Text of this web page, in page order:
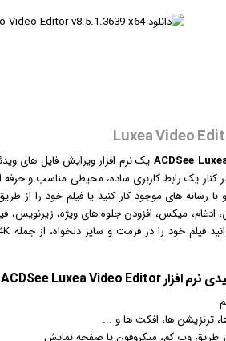
ACDSeeیکنرم افزار ویرایش فایل های
کنار یک رابط کاربری ساده، محیطی مناسب و
و با رسانه های موجود کار کنید یافیلم خود را از
ادغام، میکس، افزودن جلوه های ویژه، زیرنویس،
نرم افزار
ها، ترنزیشن ها، افکت ها و ...
طریق وب کم، میکروفون یا صفحه نمایش